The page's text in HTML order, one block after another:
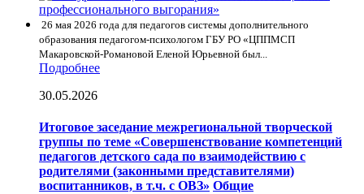
26 мая 2026 года для педагогов системы дополнительного
образования педагогом-психологом ГБУ РО «ЦППМСП
Макаровской-Романовой Еленой Юрьевной был...
Подробнее
30.05.2026
Итоговое заседание межрегиональной творческой
группы по теме «Совершенствование компетенций
педагогов детского сада по взаимодействию с
родителями (законными представителями)
воспитанников, в т.ч. с ОВЗ» Общие